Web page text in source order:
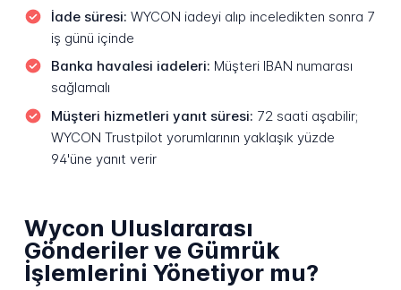
İade süresi: WYCON iadeyi alıp inceledikten sonra 7
iş günü içinde
Banka havalesi iadeleri: Müşteri IBAN numarası
sağlamalı
Müşteri hizmetleri yanıt süresi: 72 saati aşabilir;
WYCON Trustpilot yorumlarının yaklaşık yüzde
94'üne yanıt verir
Wycon Uluslararası
Gönderiler ve Gümrük
İşlemlerini Yönetiyor mu?